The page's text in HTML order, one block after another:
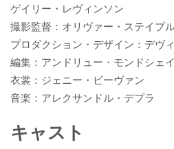
ゲイリー・レヴィンソン
撮影監督：オリヴァー・ステイプ
プロダクション・デザイン：デヴ
編集：アンドリュー・モンドシェ
衣裳：ジェニー・ビーヴァン
音楽：アレクサンドル・デプラ
キャスト